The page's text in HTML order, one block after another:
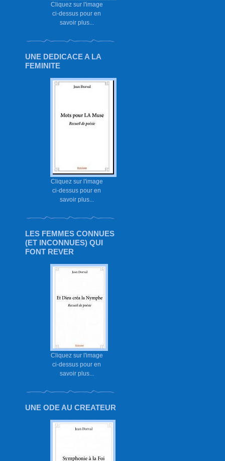
Cliquez sur l'image
ci-dessus pour en
savoir plus...
UNE DEDICACE A LA
FEMINITE
Cliquez sur l'image
ci-dessus pour en
savoir plus...
LES FEMMES CONNUES
(ET INCONNUES) QUI
FONT REVER
Cliquez sur l'image
ci-dessus pour en
savoir plus...
UNE ODE AU CREATEUR